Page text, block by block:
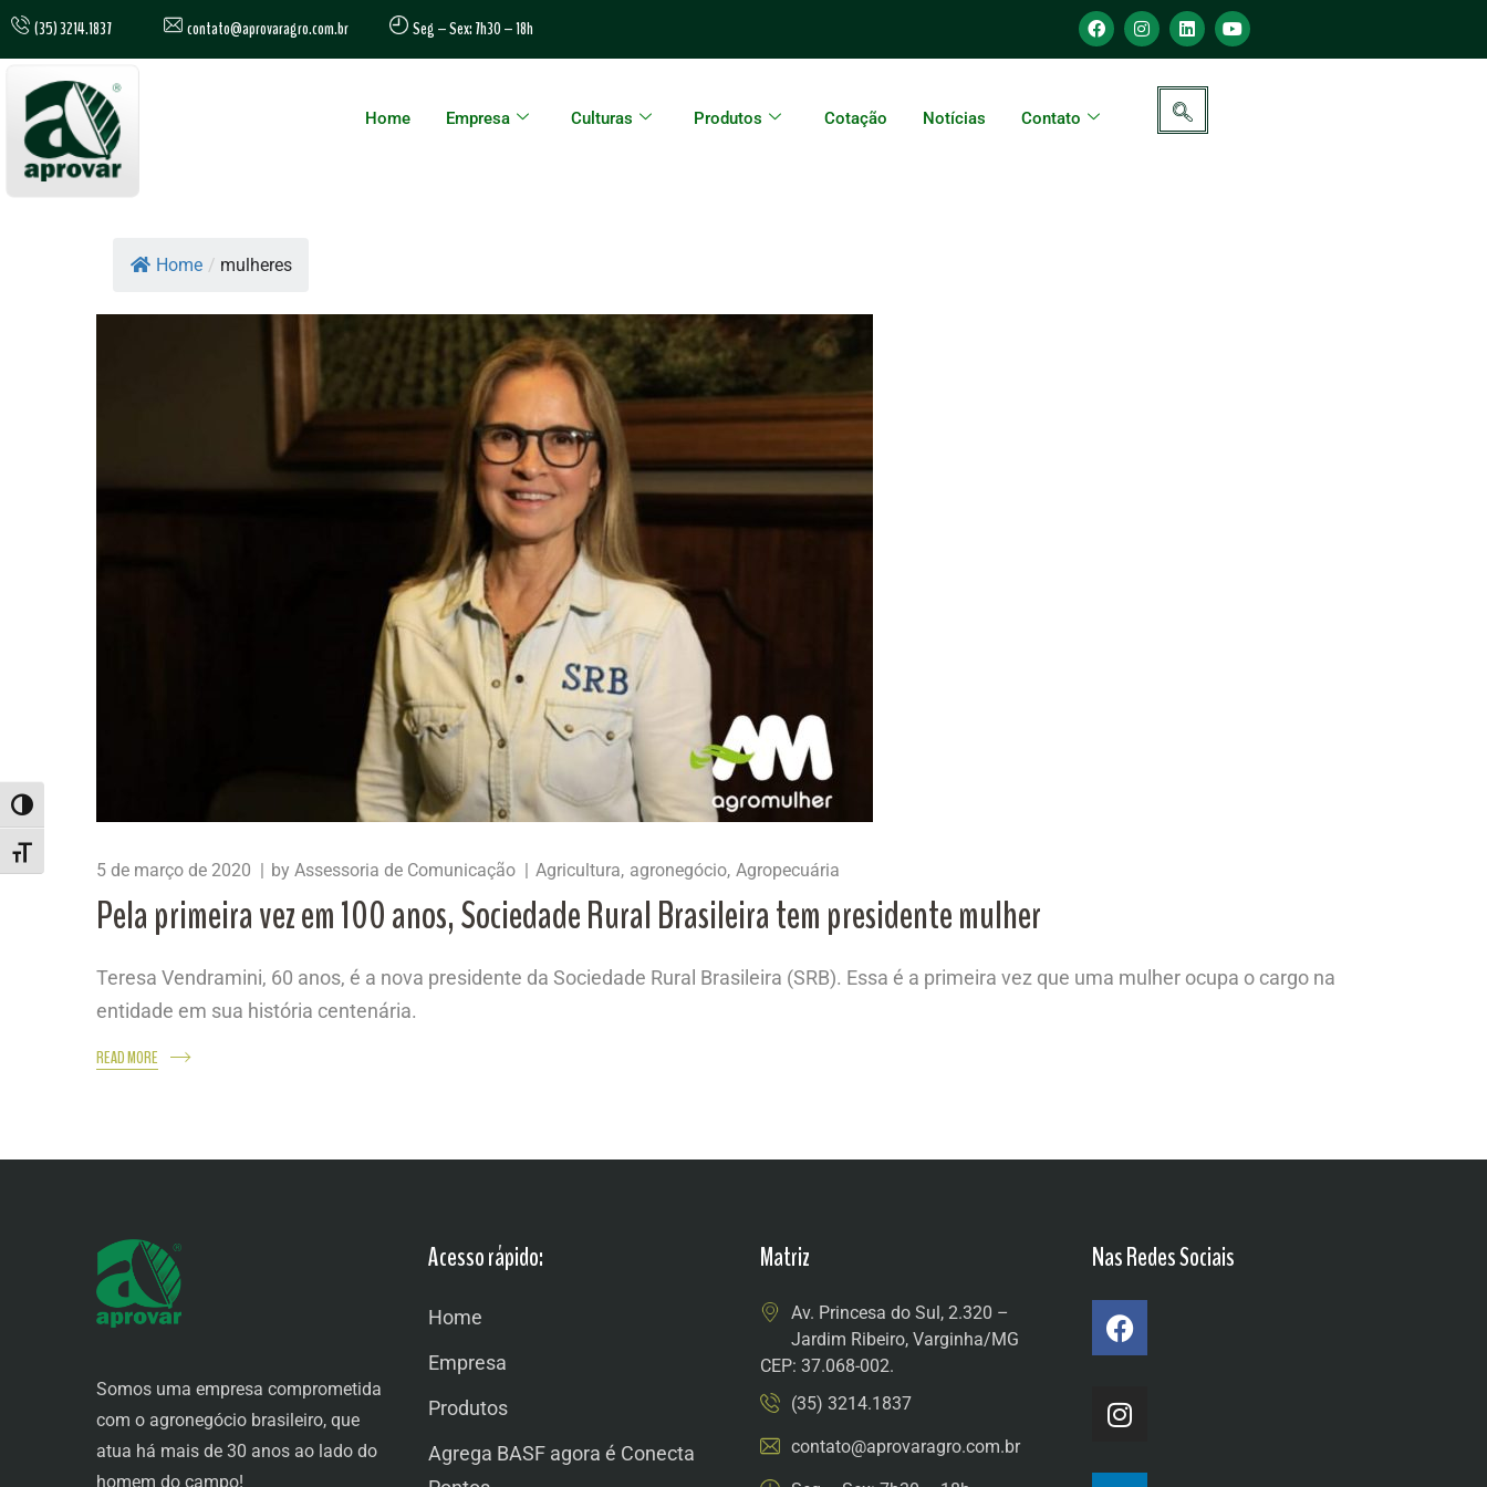
ALTERNAR ALTO CONTRASTE
ALTERNAR TAMANHO DA FONTE
(35) 3214.1837 contato@aprovaragro.com.br Seg – Sex: 7h30 – 18h
Home Empresa Culturas Produtos Cotação Notícias Contato
Home / mulheres
5 de março de 2020 by Assessoria de Comunicação Agricultura agronegócio Agropecuária
Pela primeira vez em 100 anos, Sociedade Rural Brasileira tem presidente mulher
Teresa Vendramini, 60 anos, é a nova presidente da Sociedade Rural Brasileira (SRB). Essa é a primeira vez que uma mulher ocupa o cargo na
entidade em sua história centenária.
READ MORE
Somos uma empresa comprometida
com o agronegócio brasileiro, que
atua há mais de 30 anos ao lado do
homem do campo!
Acesso rápido:
Home
Empresa
Produtos
Agrega BASF agora é Conecta
Matriz
Av. Princesa do Sul, 2.320 –
Jardim Ribeiro, Varginha/MG
CEP: 37.068-002.
(35) 3214.1837
contato@aprovaragro.com.br
Nas Redes Sociais